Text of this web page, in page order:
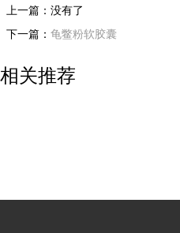
上一篇：没有了
下一篇： 龟鳖粉软胶囊
相关推荐